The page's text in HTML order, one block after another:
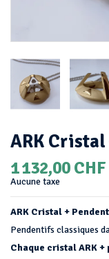
ARK
1 132,00 CHF
Aucune taxe
ARK Cristal +
Pendentifs classiques
Chaque cristal ARK